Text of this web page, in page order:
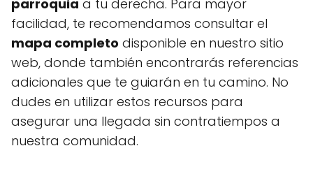
parroquia a tu derecha. Para mayor
facilidad, te recomendamos consultar el
mapa completo disponible en nuestro sitio
web, donde también encontrarás referencias
adicionales que te guiarán en tu camino. No
dudes en utilizar estos recursos para
asegurar una llegada sin contratiempos a
nuestra comunidad.